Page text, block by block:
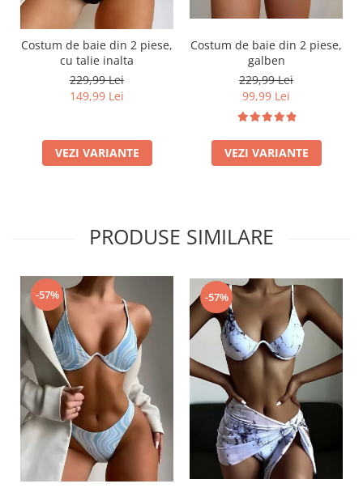
Costum de baie din 2 piese,
cu talie inalta
229,99 Lei
149,99 Lei
VEZI VARIANTE
Costum de baie din 2 piese,
galben
229,99 Lei
99,99 Lei
VEZI VARIANTE
PRODUSE SIMILARE
-57% -57%